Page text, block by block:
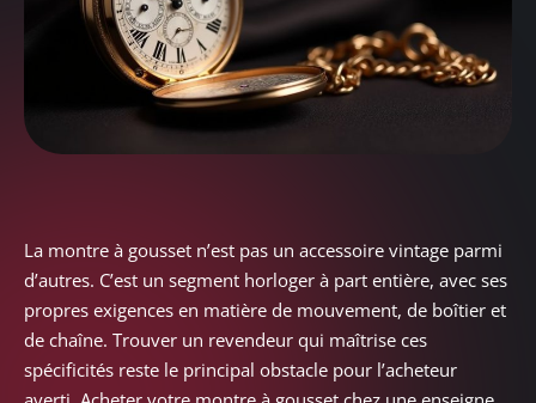
La montre à gousset n’est pas un accessoire vintage parmi
d’autres. C’est un segment horloger à part entière, avec ses
propres exigences en matière de mouvement, de boîtier et
de chaîne. Trouver un revendeur qui maîtrise ces
spécificités reste le principal obstacle pour l’acheteur